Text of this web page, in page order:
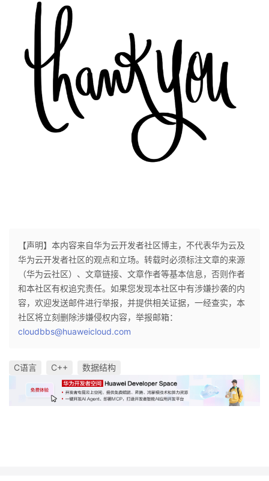
【声明】本内容来自华为云开发者社区博主，不代表华为云及
华为云开发者社区的观点和立场。转载时必须标注文章的来源
（华为云社区）、文章链接、文章作者等基本信息，否则作者
和本社区有权追究责任。如果您发现本社区中有涉嫌抄袭的内
容，欢迎发送邮件进行举报，并提供相关证据，一经查实，本
社区将立刻删除涉嫌侵权内容，举报邮箱：
cloudbbs@huaweicloud.com
C语言 C++ 数据结构